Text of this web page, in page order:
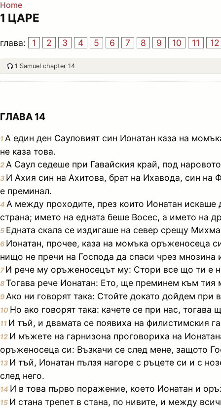
Home
1 ЦАРЕ
глава: 1 2 3 4 5 6 7 8 9 10 11 12
1 Samuel chapter 14
ГЛАВА 14
1 А един ден Сауловият син Ионатан каза на
не каза това.
2 А Саул седеше при Гавайския край, под
3 И Ахия син на Ахитова, брат на Ихавода, син
е преминал.
4 А между проходите, през които Ионатан искаше
страна; името на едната беше Восес, а името на
5 Едната скала се издигаше на север срещу
6 Ионатан, прочее, каза на момъка оръженосеца
нищо не пречи на Господа да спаси чрез мнозина
7И рече му оръженосецът му: Стори все що ти е
8Тогава рече Ионатан: Ето, ще преминем към
9 Ако ни говорят така: Стойте докато дойдем при
10 Но ако говорят така: качете се при нас,
11 И тъй, и двамата се появиха на филистимския
12 И мъжете на гарнизона проговориха на
оръженосеца си: Възкачи се след мене, защото
13 И тъй, Ионатан пълзя нагоре с ръцете си и с
след него.
14 И в това първо поражение, което Ионатан и
15 И стана трепет в стана, по нивите, и между